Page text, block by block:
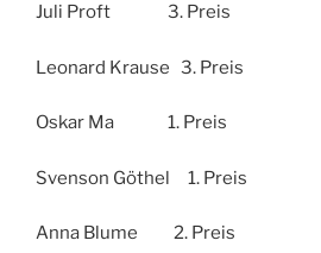
Juli Proft 3. Preis
Leonard Krause 3. Preis
Oskar Ma 1. Preis
Svenson Göthel 1. Preis
Anna Blume 2. Preis